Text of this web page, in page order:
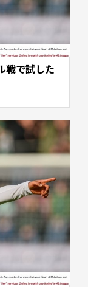
戦で試した